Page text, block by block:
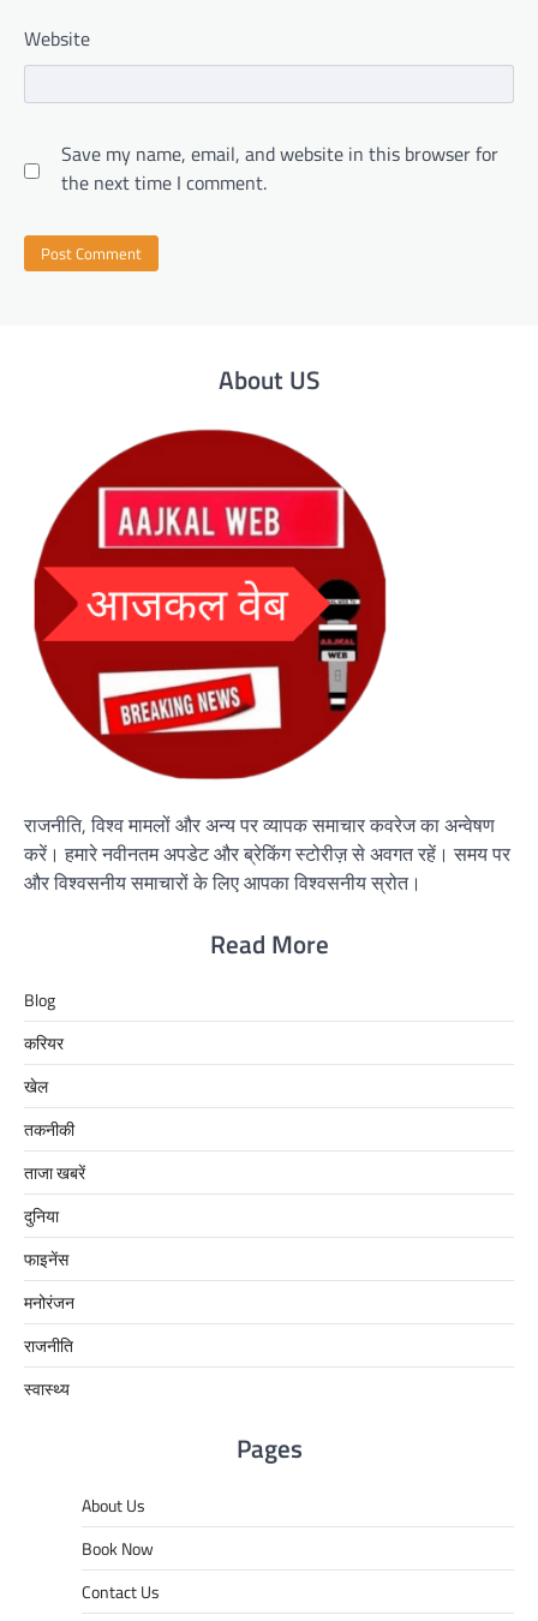
Website
Save my name, email, and website in this browser for
the next time I comment.
About US
राजनीति, विश्व मामलों और अन्य पर व्यापक समाचार कवरेज का अन्वेषण
करें। हमारे नवीनतम अपडेट और ब्रेकिंग स्टोरीज़ से अवगत रहें। समय पर
और विश्वसनीय समाचारों के लिए आपका विश्वसनीय स्रोत।
Read More
Blog
करियर
खेल
तकनीकी
ताजा खबरें
दुनिया
फाइनेंस
मनोरंजन
राजनीति
स्वास्थ्य
Pages
About Us
Book Now
Contact Us